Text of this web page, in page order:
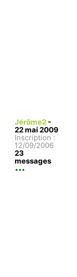
Jérôme2 -
22 mai 2009
Inscription :
12/09/2006
23
messages